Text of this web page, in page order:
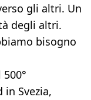
gli altri. Un
degli altri.
bisogno
Svezia,